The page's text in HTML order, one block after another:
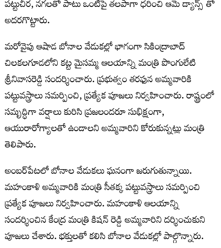
పట్టుచీర, నగలతో పాటు ఒంటిపై తలపాగా ధరించి ఆమె డ్యాన్స్ తో
అదరగొట్టారు.
మరోవైపు ఆషాడ బోనాల వేడుకల్లో భాగంగా సికింద్రాబాద్
చిలకలగూడలోని కట్ట మైసమ్మ ఆలయాన్ని మంత్రి పొంగులేటి
శ్రీనివాసరెడ్డి సందర్శించారు. ప్రభుత్వం తరఫున అమ్మవారికి
పట్టువస్త్రాలు సమర్పించి, ప్రత్యేక పూజలు నిర్వహించారు. రాష్ట్రంలో
సమృద్ధిగా వర్షాలు కురిసి ప్రజలందరూ సుభిక్షంగా,
ఆయురారోగ్యాలతో ఉండాలని అమ్మవారిని కోరుకున్నట్లు మంత్రి
తెలిపారు.
అంబర్‌పేటలో బోనాల వేడుకలు ఘనంగా జరుగుతున్నాయి.
మహంకాళి అమ్మవారికి మంత్రి సీతక్క పట్టువస్త్రాలు సమర్పించి
ప్రత్యేక పూజలు నిర్వహించారు. మహంకాళి ఆలయాన్ని
సందర్శించిన కేంద్ర మంత్రి కిషన్ రెడ్డి అమ్మవారిని దర్శించుకుని
పూజలు చేశారు. భక్తులతో కలిసి బోనాల వేడుకల్లో పాల్గొన్నారు.